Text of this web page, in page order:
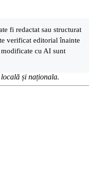
fi redactat sau structurat
verificat editorial înainte
cu AI sunt
și naționala.